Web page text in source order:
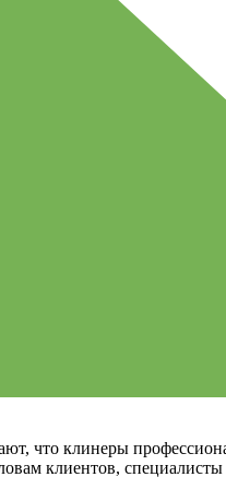
что клинеры
клиентов,